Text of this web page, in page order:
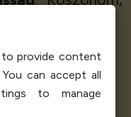
Art Theatre
to provide content
can accept all
to manage